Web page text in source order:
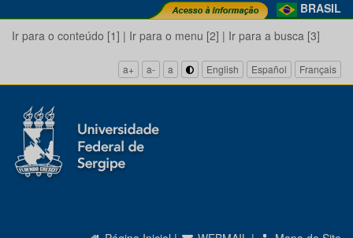
BRASIL
Ir para o conteúdo [1] | Ir para o menu [2] | Ir para a busca [3]
a+ a- a English Español Français